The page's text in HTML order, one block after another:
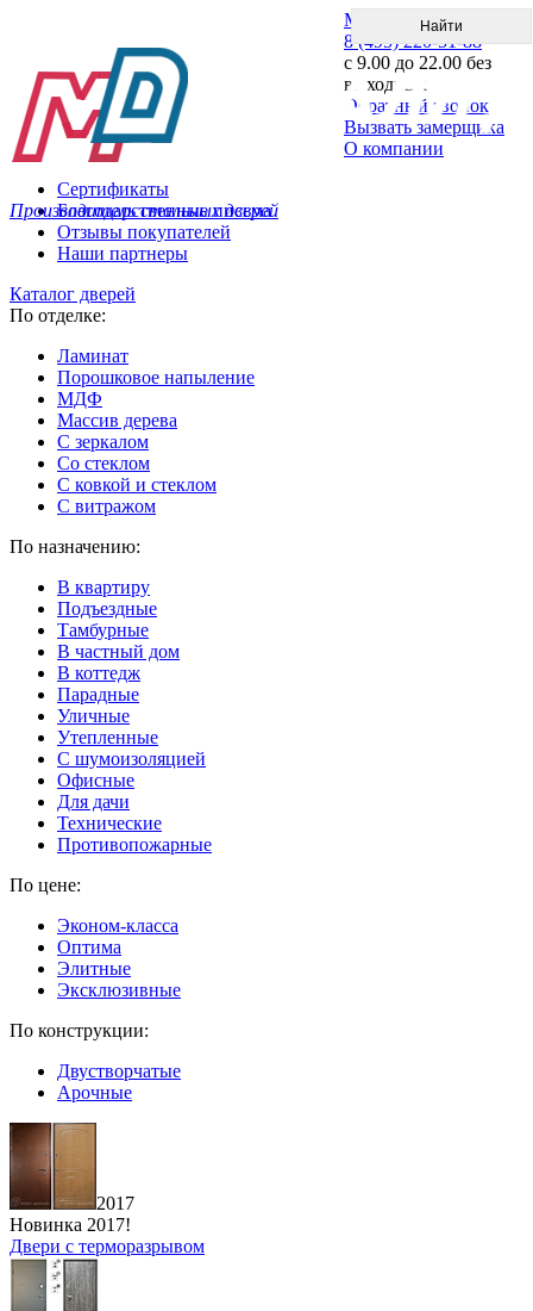
Производитель стальных дверей
Меню
8 (495) 220-51-88
с 9.00 до 22.00 без
выходных
Обратный звонок
Вызвать замерщика
О компании
Сертификаты
Благодарственные письма
Отзывы покупателей
Наши партнеры
Каталог дверей
По отделке:
Ламинат
Порошковое напыление
МДФ
Массив дерева
С зеркалом
Со стеклом
С ковкой и стеклом
С витражом
По назначению:
В квартиру
Подъездные
Тамбурные
В частный дом
В коттедж
Парадные
Уличные
Утепленные
C шумоизоляцией
Офисные
Для дачи
Технические
Противопожарные
По цене:
Эконом-класса
Оптима
Элитные
Эксклюзивные
По конструкции:
Двустворчатые
Арочные
2017
Новинка 2017!
Двери с терморазрывом